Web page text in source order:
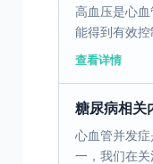
高血压是心
能得到有效控
重。那么，面
查看详情
糖尿病相关
心血管并发
一，我们在关